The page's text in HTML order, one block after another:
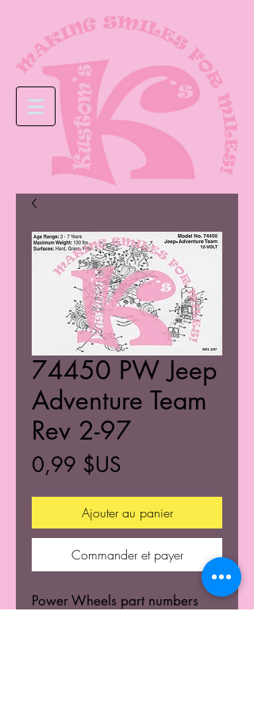
74450 PW Jeep
Adventure Team
Rev 2-97
0,99 $US
Ajouter au panier
Commander et payer
Power Wheels part numbers